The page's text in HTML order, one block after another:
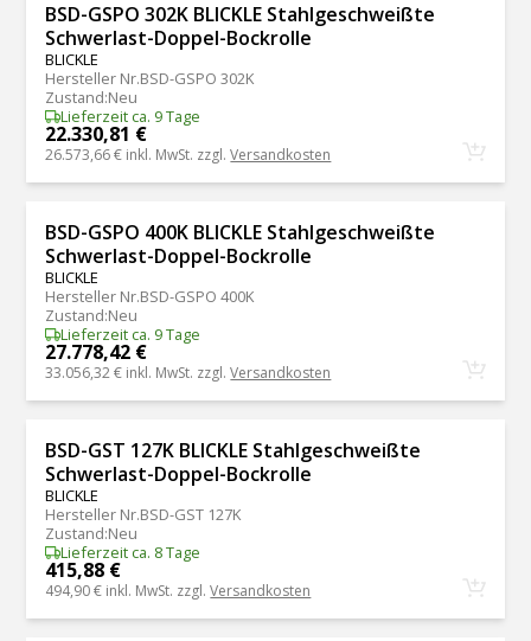
BSD-GSPO 302K BLICKLE Stahlgeschweißte
Schwerlast-Doppel-Bockrolle
BLICKLE
Hersteller Nr.BSD-GSPO 302K
Zustand:Neu
Lieferzeit ca. 9 Tage
22.330,81 €
26.573,66 € inkl. MwSt. zzgl.Versandkosten
BSD-GSPO 400K BLICKLE Stahlgeschweißte
Schwerlast-Doppel-Bockrolle
BLICKLE
Hersteller Nr.BSD-GSPO 400K
Zustand:Neu
Lieferzeit ca. 9 Tage
27.778,42 €
33.056,32 € inkl. MwSt. zzgl.Versandkosten
BSD-GST 127K BLICKLE Stahlgeschweißte
Schwerlast-Doppel-Bockrolle
BLICKLE
Hersteller Nr.BSD-GST 127K
Zustand:Neu
Lieferzeit ca. 8 Tage
415,88 €
494,90 € inkl. MwSt. zzgl.Versandkosten